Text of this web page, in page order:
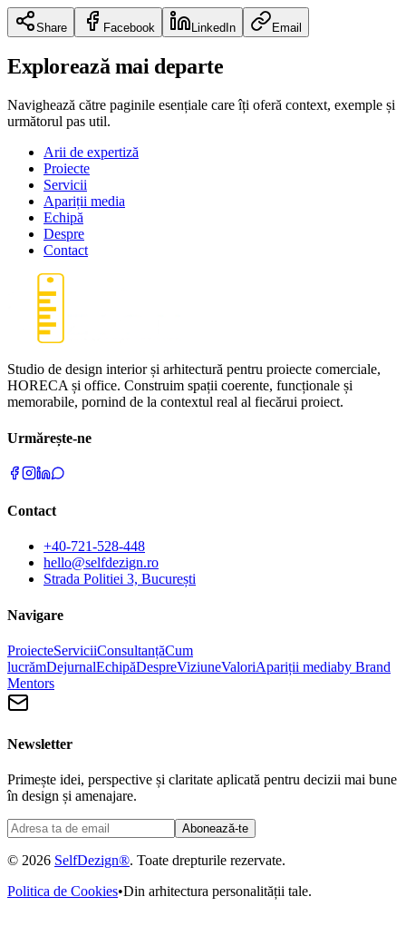
Share Facebook LinkedIn Email
Explorează mai departe
Navighează către paginile esențiale care îți oferă context, exemple și
următorul pas util.
Arii de expertiză
Proiecte
Servicii
Apariții media
Echipă
Despre
Contact
Studio de design interior și arhitectură pentru proiecte comerciale,
HORECA și office. Construim spații coerente, funcționale și
memorabile, pornind de la contextul real al fiecărui proiect.
Urmărește-ne
Contact
+40-721-528-448
hello@selfdezign.ro
Strada Politiei 3, București
Navigare
ProiecteServiciiConsultanțăCum
lucrămDejurnalEchipăDespreViziuneValoriApariții mediaby Brand
Mentors
Newsletter
Primește idei, perspective și claritate aplicată pentru decizii mai bune
în design și amenajare.
Abonează-te
© 2026 SelfDezign®. Toate drepturile rezervate.
Politica de Cookies•Din arhitectura personalității tale.